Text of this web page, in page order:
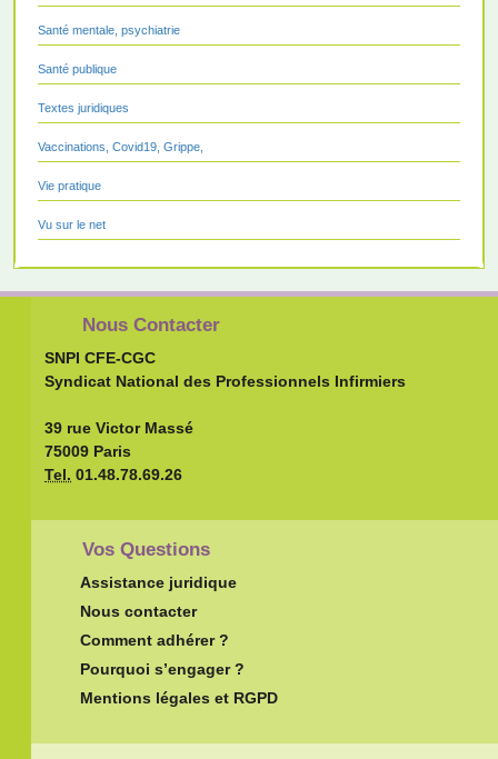
Santé mentale, psychiatrie
Santé publique
Textes juridiques
Vaccinations, Covid19, Grippe,
Vie pratique
Vu sur le net
Nous Contacter
SNPI CFE-CGC
Syndicat National des Professionnels Infirmiers
39 rue Victor Massé
75009 Paris
Tel. 01.48.78.69.26
Vos Questions
Assistance juridique
Nous contacter
Comment adhérer ?
Pourquoi s’engager ?
Mentions légales et RGPD